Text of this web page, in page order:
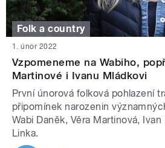
Folk a country
1. únor 2022
Vzpomeneme na Wabiho,
Martinové i Ivanu Mládkovi
První únorová folková pohlazení
připomínek narozenin
Wabi Daněk, Věra Martinová,
Linka.